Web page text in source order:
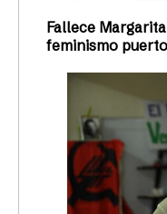
Fallece
feminismo